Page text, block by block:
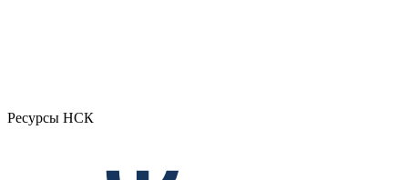
Ресурсы НСК